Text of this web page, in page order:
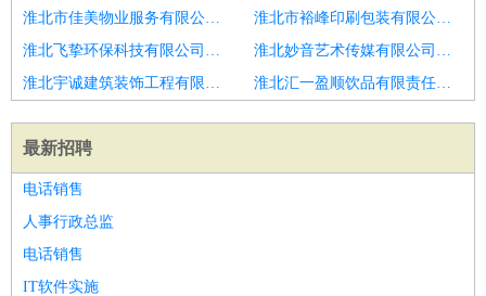
淮北市佳美物业服务有限公司招聘航吧厨师领班
淮北市裕峰印刷包装有限公司招聘高薪诚聘大炒厨师
淮北飞挚环保科技有限公司招聘厨师
淮北妙音艺术传媒有限公司招聘厨师
淮北宇诚建筑装饰工程有限公司招聘食堂厨师
淮北汇一盈顺饮品有限责任公司招聘厨师助理
最新招聘
电话销售
人事行政总监
电话销售
IT软件实施